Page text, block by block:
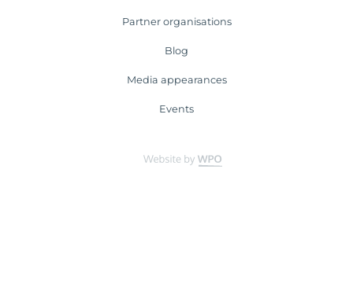
Partner organisations
Blog
Media appearances
Events